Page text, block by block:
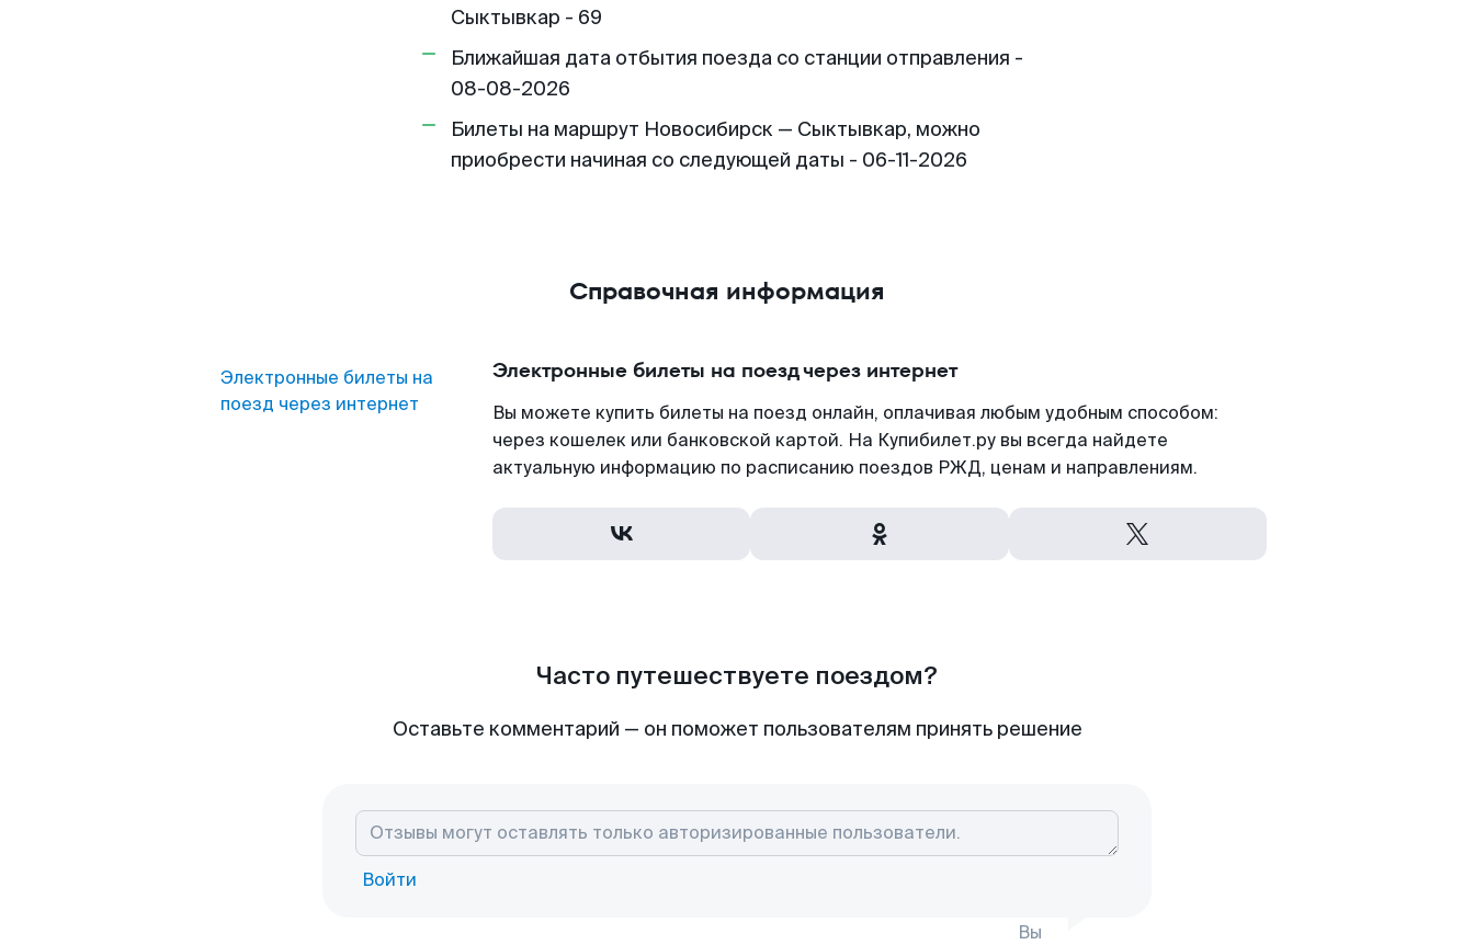
Сыктывкар - 69
Ближайшая дата отбытия поезда со станции отправления -
08-08-2026
Билеты на маршрут Новосибирск — Сыктывкар, можно
приобрести начиная со следующей даты - 06-11-2026
Справочная информация
Электронные билеты на
поезд через интернет
Электронные билеты на поезд через интернет
Вы можете купить билеты на поезд онлайн, оплачивая любым удобным способом:
через кошелек или банковской картой. На Купибилет.ру вы всегда найдете
актуальную информацию по расписанию поездов РЖД, ценам и направлениям.
Часто путешествуете поездом?
Оставьте комментарий — он поможет пользователям принять решение
Войти
Вы